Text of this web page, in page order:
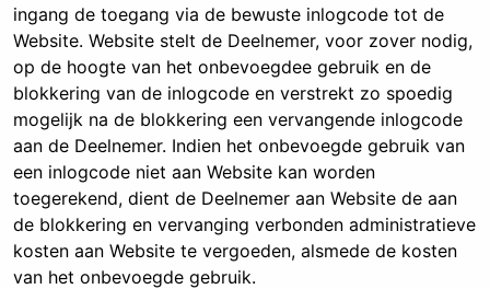
ingang de toegang via de bewuste inlogcode tot de
Website. Website stelt de Deelnemer, voor zover nodig,
op de hoogte van het onbevoegdee gebruik en de
blokkering van de inlogcode en verstrekt zo spoedig
mogelijk na de blokkering een vervangende inlogcode
aan de Deelnemer. Indien het onbevoegde gebruik van
een inlogcode niet aan Website kan worden
toegerekend, dient de Deelnemer aan Website de aan
de blokkering en vervanging verbonden administratieve
kosten aan Website te vergoeden, alsmede de kosten
van het onbevoegde gebruik.